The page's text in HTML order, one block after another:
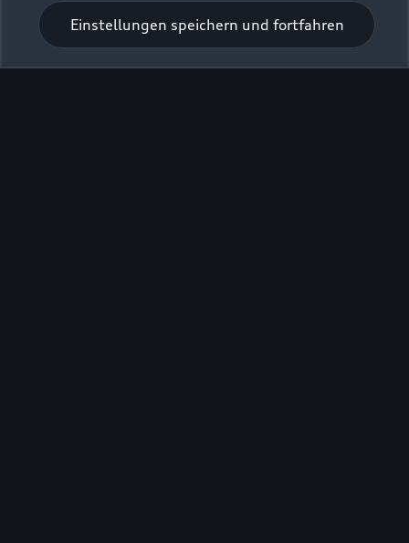
Einstellungen speichern und fortfahren